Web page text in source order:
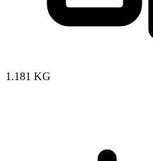
1.181 KG